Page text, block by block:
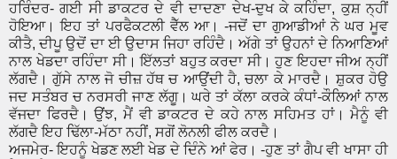
ਹਰਿੰਦਰ- ਗਈ ਸੀ ਡਾਕਟਰ ਦੇ ਵੀ ਦਾਦਣਾ ਦੇਖ-ਦੁਖ ਕੇ ਕਹਿੰਦਾ, ਕੁਸ਼ ਨ੍ਹੀਂ
ਹੋਇਆ। ਇਹ ਤਾਂ ਪਰਫੈਕਟਲੀ ਵੈੱਲ ਆ। -ਜਦੋਂ ਦਾ ਗੁਆਡੀਆਂ ਨੇ ਘਰ ਮੂਵ
ਕੀਤੈ, ਦੀਪੂ ਉਦੋਂ ਦਾ ਈ ਉਦਾਸ ਜਿਹਾ ਰਹਿੰਦੈ। ਅੱਗੇ ਤਾਂ ਉਹਨਾਂ ਦੇ ਨਿਆਣਿਆਂ
ਨਾਲ ਖੇਡਦਾ ਰਹਿੰਦਾ ਸੀ। ਇੱਲਤਾਂ ਬਹੁਤ ਕਰਦਾ ਸੀ। ਹੁਣ ਇਹਦਾ ਜੀਅ ਨ੍ਹੀਂ
ਲੱਗਦੈ। ਗੁੱਸੇ ਨਾਲ ਜੋ ਚੀਜ਼ ਹੱਥ ਚ ਆਉਂਦੀ ਹੈ, ਚਲਾ ਕੇ ਮਾਰਦੈ। ਸ਼ੁਕਰ ਹੋਉ
ਜਦ ਸਤੰਬਰ ਚ ਨਰਸਰੀ ਜਾਣ ਲੱਗੂ। ਘਰੇ ਤਾਂ ਕੱਲਾ ਕਰਕੇ ਕੰਧਾਂ-ਕੌਲਿਆਂ ਨਾਲ
ਵੱਜਦਾ ਫਿਰਦੈ। ਉਂਝ, ਮੈਂ ਵੀ ਡਾਕਟਰ ਦੇ ਕਹੇ ਨਾਲ ਸਹਿਮਤ ਹਾਂ। ਮੈਨੂੰ ਵੀ
ਲੱਗਦੈ ਇਹ ਢਿੱਲਾ-ਮੱਠਾ ਨਹੀਂ, ਸਗੋਂ ਲੋਨਲੀ ਫੀਲ ਕਰਦੈ।
ਅਜਮੇਰ- ਇਹਨੂੰ ਖੇਡਣ ਲਈ ਖੇਡ ਦੇ ਦਿੰਨੇ ਆਂ ਫੇਰ। -ਹੁਣ ਤਾਂ ਗੈਪ ਵੀ ਖਾਸਾ ਹੀ